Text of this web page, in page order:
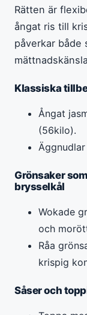
Rätten är
ångat ris till
påverkar både
Klassiska
Ångat
(56kilo).
Grönsaker
brysselkål
Wokade
och
Råa
krispig
Såser och